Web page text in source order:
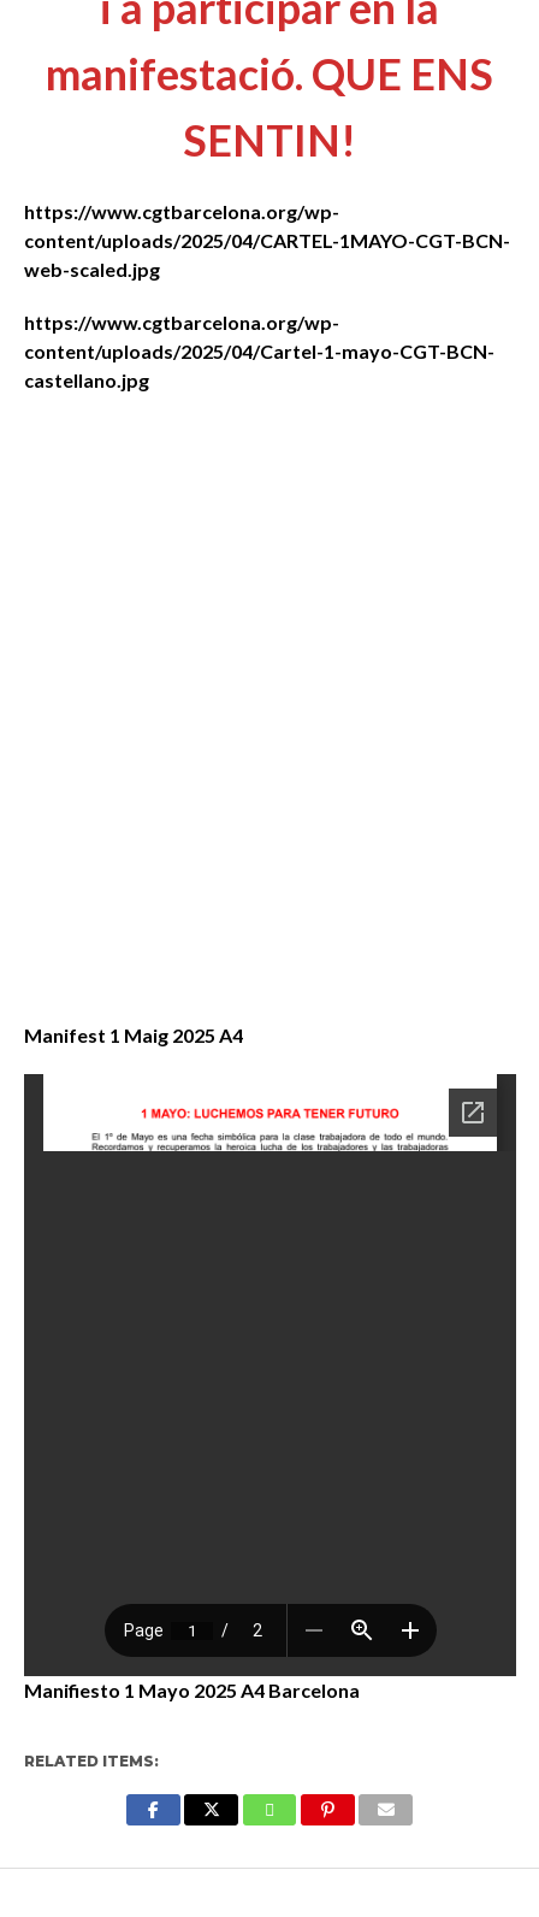
manifestació. QUE ENS
SENTIN!
https://www.cgtbarcelona.org/wp-
content/uploads/2025/04/CARTEL-1MAYO-CGT-BCN-
web-scaled.jpg
https://www.cgtbarcelona.org/wp-
content/uploads/2025/04/Cartel-1-mayo-CGT-BCN-
castellano.jpg
Manifest 1 Maig 2025 A4
Manifiesto 1 Mayo 2025 A4 Barcelona
RELATED ITEMS: